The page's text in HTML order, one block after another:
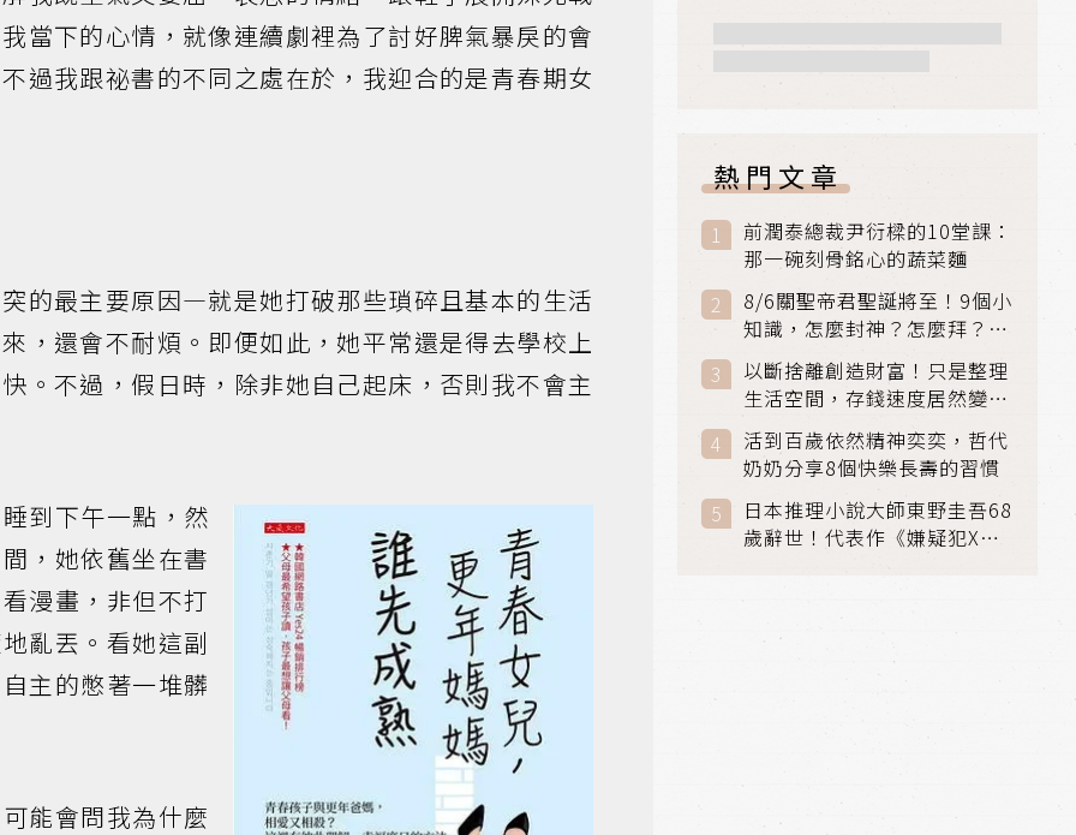
當下的心情，就像連續劇裡為了討好脾氣暴戾的會
過我跟祕書的不同之處在於，我迎合的是青春期女
的最主要原因—就是她打破那些瑣碎且基本的生活
，還會不耐煩。即便如此，她平常還是得去學校上
。不過，假日時，除非她自己起床，否則我不會主
到下午一點，然
，她依舊坐在書
漫畫，非但不打
亂丟。看她這副
主的憋著一堆髒
能會問我為什麼
熱門文章
前潤泰總裁尹衍樑的10堂課：
那一碗刻骨銘心的蔬菜麵
8/6關聖帝君聖誕將至！9個小
知識，怎麼封神？怎麼拜？該
拜哪個關帝？
以斷捨離創造財富！只是整理
生活空間，存錢速度居然變快
了
活到百歲依然精神奕奕，哲代
奶奶分享8個快樂長壽的習慣
日本推理小說大師東野圭吾68
歲辭世！代表作《嫌疑犯X的